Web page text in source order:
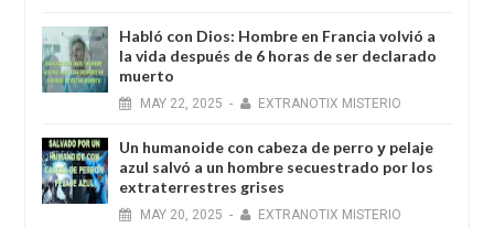
Habló con Dios: Hombre en Francia volvió a
la vida después de 6 horas de ser declarado
muerto
MAY 22, 2025 - EXTRANOTIX MISTERIO
Un humanoide con cabeza de perro у pelaje
azul salvó a un hombre secuestrado por los
extraterrestres grises
MAY 20, 2025 - EXTRANOTIX MISTERIO